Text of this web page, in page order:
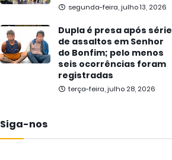
segunda-feira, julho 13, 2026
Dupla é presa após série
de assaltos em Senhor
do Bonfim; pelo menos
seis ocorrências foram
registradas
terça-feira, julho 28, 2026
Siga-nos